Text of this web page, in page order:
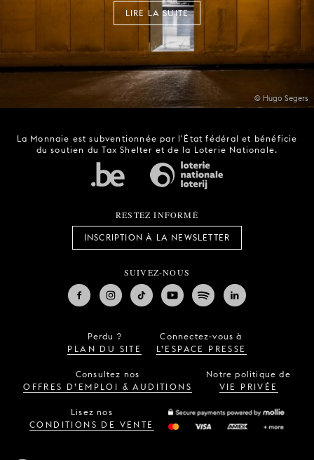
© Hugo Segers
LIRE LA SUITE
La Monnaie est subventionnée par l'État fédéral et bénéficie
du soutien du Tax Shelter et de la Loterie Nationale.
RESTEZ INFORMÉ
INSCRIPTION À LA NEWSLETTER
SUIVEZ-NOUS
Perdu ?
PLAN DU SITE
Connectez-vous à
L’ESPACE PRESSE
Consultez nos
OFFRES D’EMPLOI & AUDITIONS
Notre politique de
VIE PRIVÉE
Lisez nos
CONDITIONS DE VENTE